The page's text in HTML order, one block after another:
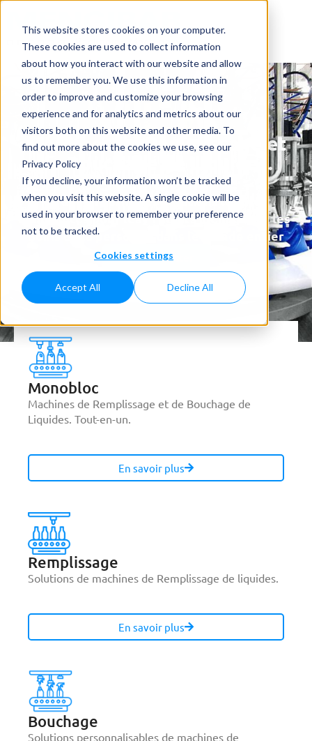
This website stores cookies on your computer.
These cookies are used to collect information
about how you interact with our website and allow
us to remember you. We use this information in
order to improve and customize your browsing
experience and for analytics and metrics about our
visitors both on this website and other media. To
find out more about the cookies we use, see our
Privacy Policy
If you decline, your information won’t be tracked
when you visit this website. A single cookie will be
used in your browser to remember your preference
not to be tracked.
Cookies settings
Accept All Decline All
Machines de Remplissage et
de Bouchage de Liquides.
Tout-en-un.
30 ans à fournir les solutions les plus
innovantes pour les Produits ménager et les
Soins de la personne dans le monde entier
Nous contacter
Monobloc
Machines de Remplissage et de Bouchage de
Liquides. Tout-en-un.
En savoir plus
Remplissage
Solutions de machines de Remplissage de liquides.
En savoir plus
Bouchage
Solutions personnalisables de machines de